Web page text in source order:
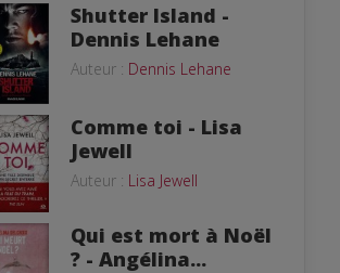
Shutter Island -
Dennis Lehane
Auteur : Dennis Lehane
Comme toi - Lisa
Jewell
Auteur : Lisa Jewell
Qui est mort à Noël
? - Angélina...